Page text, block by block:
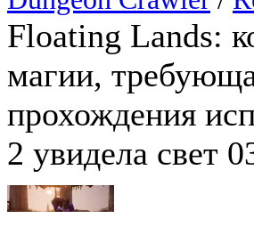
Floating Lands:
магии,
прохождения
2 увидела свет